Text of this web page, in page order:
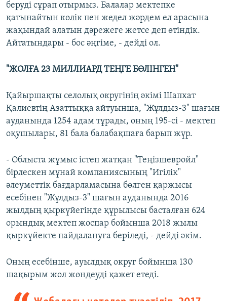
беруді сұрап отырмыз. Балалар мектепке
қатынайтын көлік пен жедел жәрдем ел арасына
жақындай алатын дәрежеге жетсе деп өтіндік.
Айтатындары - бос әңгіме, - дейді ол.
"ЖОЛҒА 23 МИЛЛИАРД ТЕҢГЕ БӨЛІНГЕН"
Қайыршақты селолық округінің әкімі Шапхат
Қалиевтің Азаттыққа айтуынша, "Жұлдыз-3" шағын
ауданында 1254 адам тұрады, оның 195-сі - мектеп
оқушылары, 81 бала балабақшаға барып жүр.
- Облыста жұмыс істеп жатқан "Теңізшевройл"
бірлескен мұнай компаниясының "Игілік"
әлеуметтік бағдарламасына бөлген қаржысы
есебінен "Жұлдыз-3" шағын ауданында 2016
жылдың қыркүйегінде құрылысы басталған 624
орындық мектеп жоспар бойынша 2018 жылы
қыркүйекте пайдалануға беріледі, - дейді әкім.
Оның есебінше, ауылдық округ бойынша 130
шақырым жол жөндеуді қажет етеді.